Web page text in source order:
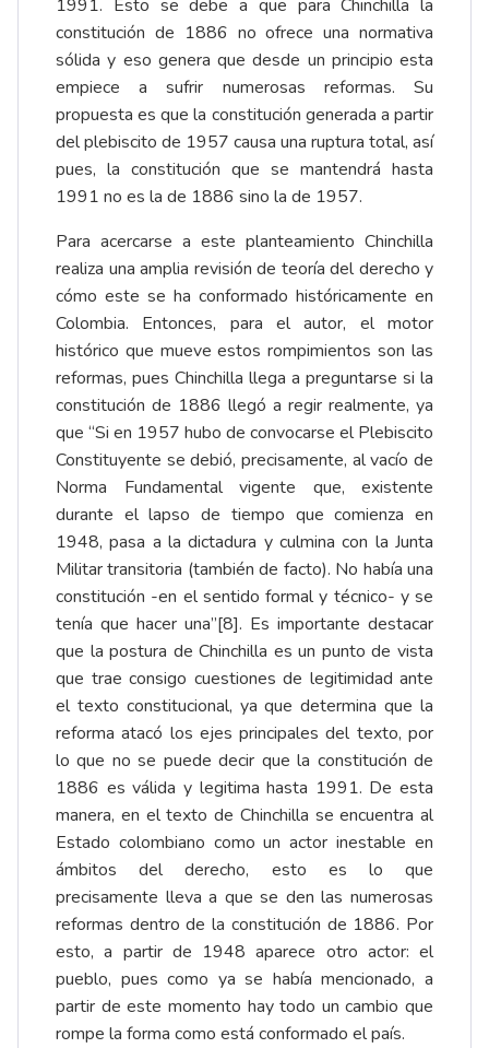
1991. Esto se debe a que para Chinchilla la
constitución de 1886 no ofrece una normativa
sólida y eso genera que desde un principio esta
empiece a sufrir numerosas reformas. Su
propuesta es que la constitución generada a partir
del plebiscito de 1957 causa una ruptura total, así
pues, la constitución que se mantendrá hasta
1991 no es la de 1886 sino la de 1957.
Para acercarse a este planteamiento Chinchilla
realiza una amplia revisión de teoría del derecho y
cómo este se ha conformado históricamente en
Colombia. Entonces, para el autor, el motor
histórico que mueve estos rompimientos son las
reformas, pues Chinchilla llega a preguntarse si la
constitución de 1886 llegó a regir realmente, ya
que “Si en 1957 hubo de convocarse el Plebiscito
Constituyente se debió, precisamente, al vacío de
Norma Fundamental vigente que, existente
durante el lapso de tiempo que comienza en
1948, pasa a la dictadura y culmina con la Junta
Militar transitoria (también de facto). No había una
constitución -en el sentido formal y técnico- y se
tenía que hacer una”[8]. Es importante destacar
que la postura de Chinchilla es un punto de vista
que trae consigo cuestiones de legitimidad ante
el texto constitucional, ya que determina que la
reforma atacó los ejes principales del texto, por
lo que no se puede decir que la constitución de
1886 es válida y legitima hasta 1991. De esta
manera, en el texto de Chinchilla se encuentra al
Estado colombiano como un actor inestable en
ámbitos del derecho, esto es lo que
precisamente lleva a que se den las numerosas
reformas dentro de la constitución de 1886. Por
esto, a partir de 1948 aparece otro actor: el
pueblo, pues como ya se había mencionado, a
partir de este momento hay todo un cambio que
rompe la forma como está conformado el país.